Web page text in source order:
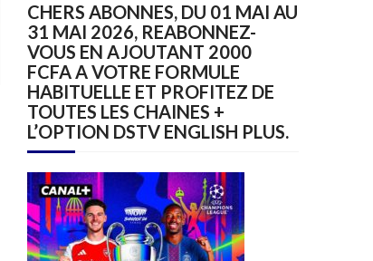
CHERS ABONNES, DU 01 MAI AU
31 MAI 2026, REABONNEZ-
VOUS EN AJOUTANT 2000
FCFA A VOTRE FORMULE
HABITUELLE ET PROFITEZ DE
TOUTES LES CHAINES +
L’OPTION DSTV ENGLISH PLUS.